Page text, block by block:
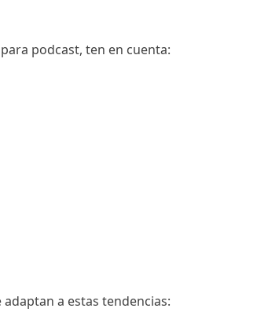
podcast, ten en cuenta:
a estas tendencias: